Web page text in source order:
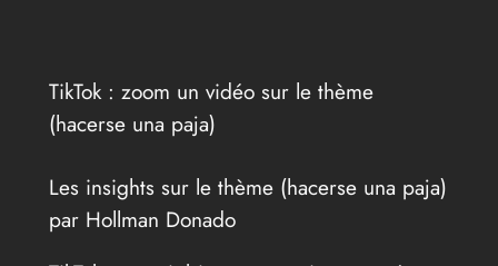
TikTok : zoom un vidéo sur le thème
(hacerse una paja)
Les insights sur le thème (hacerse una paja)
par Hollman Donado